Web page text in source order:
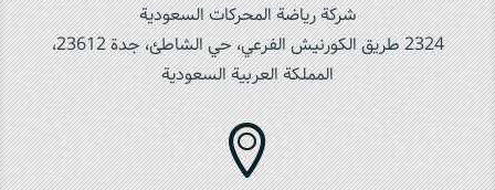
شركة رياضة المحركات السعودية
2324 طريق الكورنيش الفرعي، حي الشاطئ، جدة 23612،
المملكة العربية السعودية
